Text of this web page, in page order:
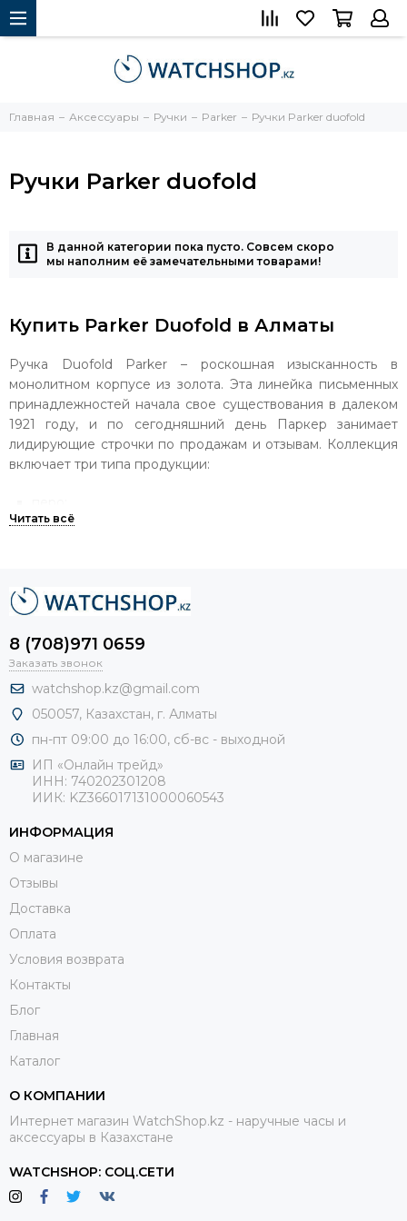
Главная Аксессуары Ручки Parker Ручки Parker duofold
Ручки Parker duofold
В данной категории пока пусто. Совсем скоро
мы наполним её замечательными товарами!
Купить Parker Duofold в Алматы
Ручка Duofold Parker – роскошная изысканность в
монолитном корпусе из золота. Эта линейка письменных
принадлежностей начала свое существования в далеком
1921 году, и по сегодняшний день Паркер занимает
лидирующие строчки по продажам и отзывам. Коллекция
включает три типа продукции:
роллер;
Каждая модель создается по уникальной технологии
торговой марки Паркер, уделяя при этом особое
Купить ручку Parker Duofold можно в качестве дорогого
подарка для себя или близкого человека.
Функциональная часть механизма ничуть не уступает
эстетической стороне.
В интернет магазине Watchshop представлен широкий
каталог брендовых товаров с возможностью доставки не
только в Алматы, но и в Казахстане. Аксессуар из серии
Parker Duofold – произведение искусства, при этом цена
соответствует высокому классу. В случае возникновения
менеджеры всегда готовы прийти вам на помощь.
8 (708)971 0659
Заказать звонок
watchshop.kz@gmail.com
050057, Казахстан, г. Алматы
пн-пт 09:00 до 16:00, сб-вс - выходной
ИП «Онлайн трейд»
ИНН: 740202301208
ИИК: KZ366017131000060543
ИНФОРМАЦИЯ
О магазине
Отзывы
Доставка
Оплата
Условия возврата
Контакты
Блог
Главная
Каталог
О КОМПАНИИ
Интернет магазин WatchShop.kz - наручные часы и
аксессуары в Казахстане
WATCHSHOP: СОЦ.СЕТИ